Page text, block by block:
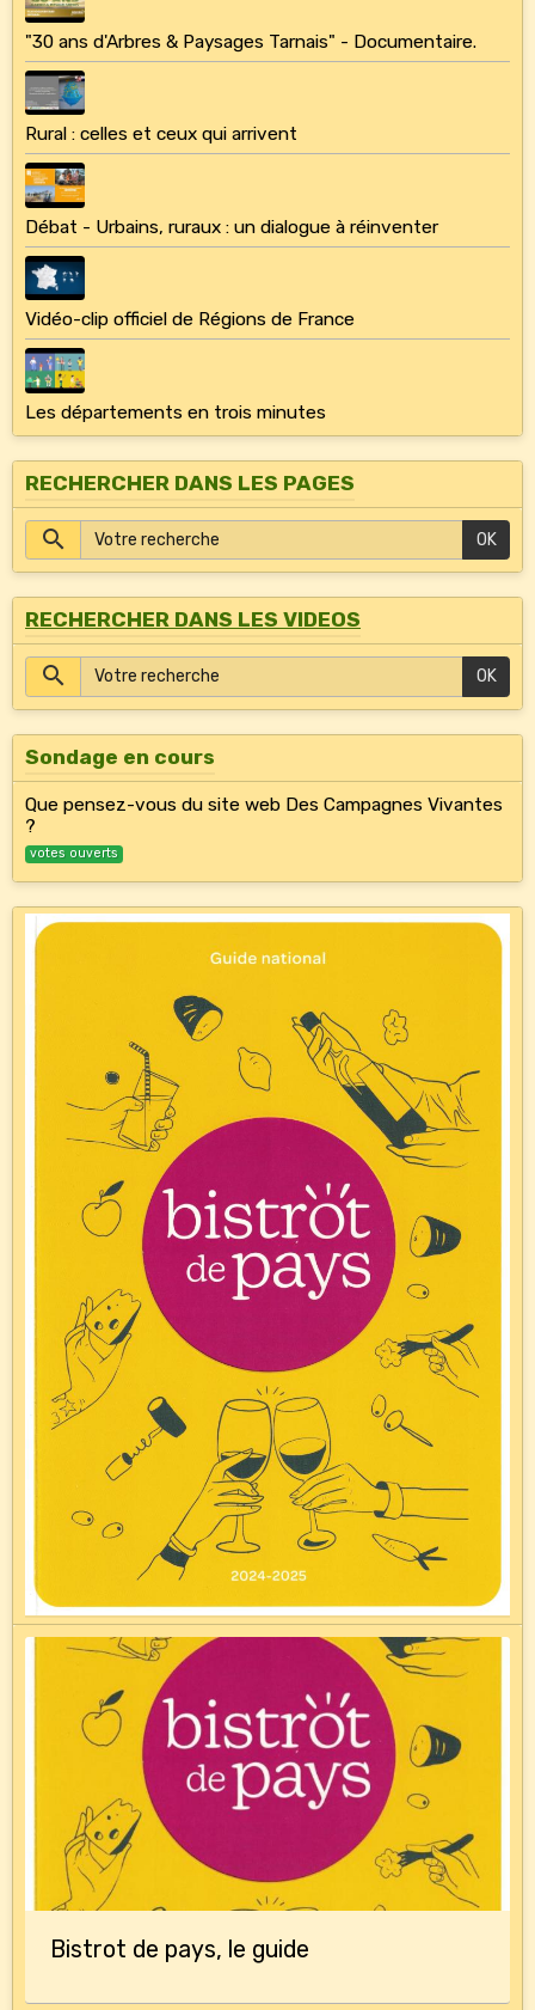
"30 ans d'Arbres & Paysages Tarnais" - Documentaire.
Rural : celles et ceux qui arrivent
Débat - Urbains, ruraux : un dialogue à réinventer
Vidéo-clip officiel de Régions de France
Les départements en trois minutes
RECHERCHER DANS LES PAGES
OK
RECHERCHER DANS LES VIDEOS
OK
Sondage en cours
Que pensez-vous du site web Des Campagnes Vivantes
?
votes ouverts
Bistrot de pays, le guide